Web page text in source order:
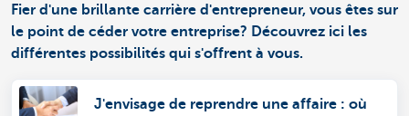
Fier d'une brillante carrière d'entrepreneur, vous êtes sur
le point de céder votre entreprise? Découvrez ici les
différentes possibilités qui s'offrent à vous.
J'envisage de reprendre une affaire : où